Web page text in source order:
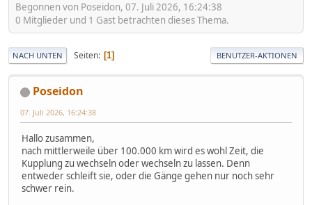
Begonnen von Poseidon, 07. Juli 2026, 16:24:38
0 Mitglieder und 1 Gast betrachten dieses Thema.
NACH UNTEN Seiten 1 BENUTZER-AKTIONEN
Poseidon
07. Juli 2026, 16:24:38
Hallo zusammen,
nach mittlerweile über 100.000 km wird es wohl Zeit, die
Kupplung zu wechseln oder wechseln zu lassen. Denn
entweder schleift sie, oder die Gänge gehen nur noch sehr
schwer rein.